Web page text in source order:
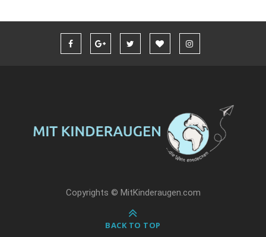
Copyrights © MitKinderaugen.com
BACK TO TOP